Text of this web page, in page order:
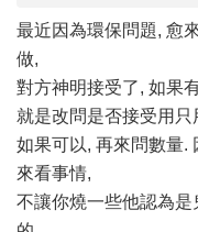
最近因為環保問題, 愈
做,
對方神明接受了, 如果
就是改問是否接受用
如果可以, 再來問數量.
來看事情,
不讓你燒一些他認為是